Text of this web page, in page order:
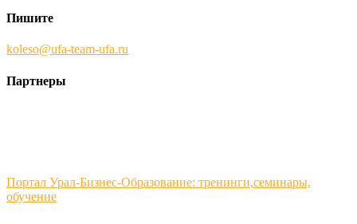
Пишите
koleso@ufa-team-ufa.ru
Партнеры
Портал Урал-Бизнес-Образование: тренинги,семинары,
обучение